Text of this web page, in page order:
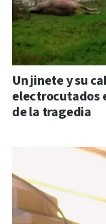
Un jinete y su
electrocutados
de la tragedia